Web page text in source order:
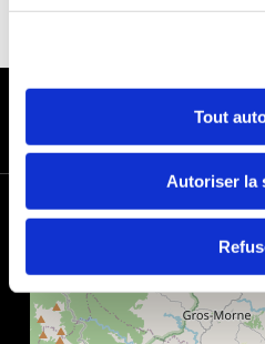
Tout
Autoriser la
MODES DE
+